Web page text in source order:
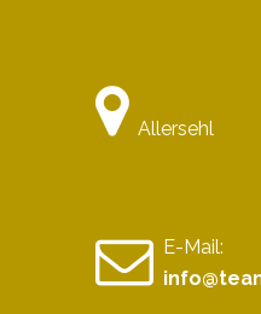
Allersehl
E-Mail: